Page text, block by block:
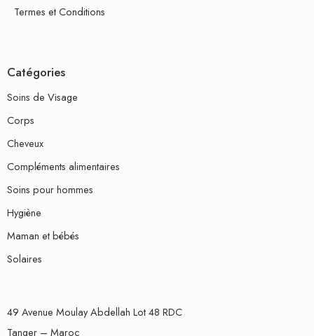
Termes et Conditions
Catégories
Soins de Visage
Corps
Cheveux
Compléments alimentaires
Soins pour hommes
Hygiène
Maman et bébés
Solaires
49 Avenue Moulay Abdellah Lot 48 RDC
Tanger – Maroc